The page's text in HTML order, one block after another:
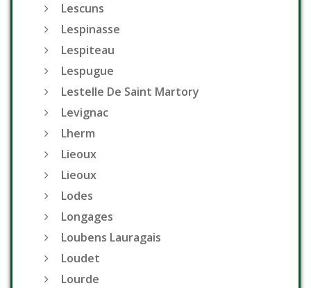
Lescuns
Lespinasse
Lespiteau
Lespugue
Lestelle De Saint Martory
Levignac
Lherm
Lieoux
Lieoux
Lodes
Longages
Loubens Lauragais
Loudet
Lourde